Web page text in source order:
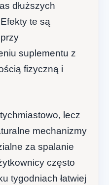
dłuższych
te są
suplementu z
fizyczną i
lecz
mechanizmy
za spalanie
często
tygodniach łatwiej